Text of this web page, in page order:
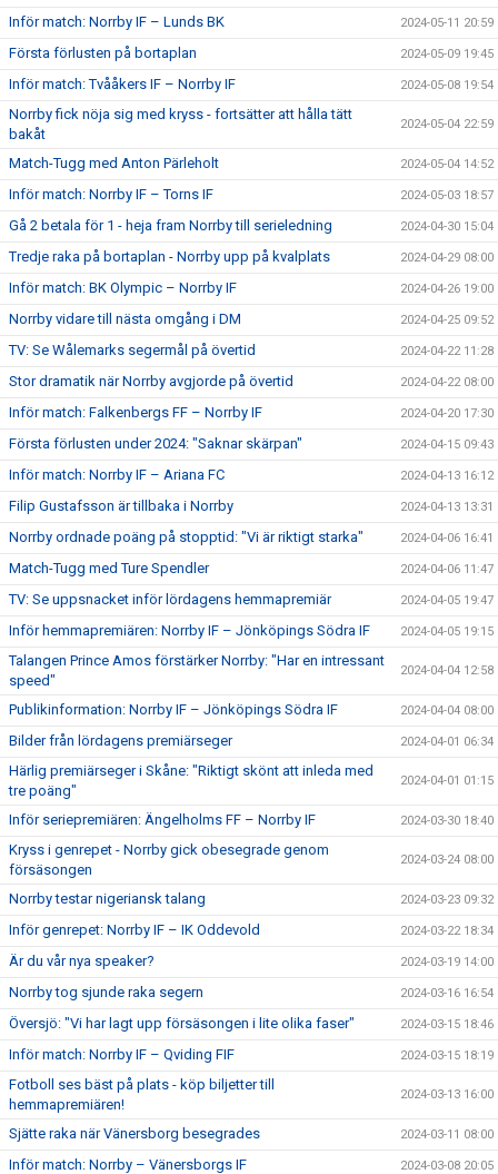
Inför match: Norrby IF – Lunds BK 2024-05-11 20:59
Första förlusten på bortaplan 2024-05-09 19:45
Inför match: Tvååkers IF – Norrby IF 2024-05-08 19:54
Norrby fick nöja sig med kryss - fortsätter att hålla tätt
bakåt
2024-05-04 22:59
Match-Tugg med Anton Pärleholt 2024-05-04 14:52
Inför match: Norrby IF – Torns IF 2024-05-03 18:57
Gå 2 betala för 1 - heja fram Norrby till serieledning 2024-04-30 15:04
Tredje raka på bortaplan - Norrby upp på kvalplats 2024-04-29 08:00
Inför match: BK Olympic – Norrby IF 2024-04-26 19:00
Norrby vidare till nästa omgång i DM 2024-04-25 09:52
TV: Se Wålemarks segermål på övertid 2024-04-22 11:28
Stor dramatik när Norrby avgjorde på övertid 2024-04-22 08:00
Inför match: Falkenbergs FF – Norrby IF 2024-04-20 17:30
Första förlusten under 2024: "Saknar skärpan" 2024-04-15 09:43
Inför match: Norrby IF – Ariana FC 2024-04-13 16:12
Filip Gustafsson är tillbaka i Norrby 2024-04-13 13:31
Norrby ordnade poäng på stopptid: "Vi är riktigt starka" 2024-04-06 16:41
Match-Tugg med Ture Spendler 2024-04-06 11:47
TV: Se uppsnacket inför lördagens hemmapremiär 2024-04-05 19:47
Inför hemmapremiären: Norrby IF – Jönköpings Södra IF 2024-04-05 19:15
Talangen Prince Amos förstärker Norrby: "Har en intressant
speed"
2024-04-04 12:58
Publikinformation: Norrby IF – Jönköpings Södra IF 2024-04-04 08:00
Bilder från lördagens premiärseger 2024-04-01 06:34
Härlig premiärseger i Skåne: "Riktigt skönt att inleda med
tre poäng"
2024-04-01 01:15
Inför seriepremiären: Ängelholms FF – Norrby IF 2024-03-30 18:40
Kryss i genrepet - Norrby gick obesegrade genom
försäsongen
2024-03-24 08:00
Norrby testar nigeriansk talang 2024-03-23 09:32
Inför genrepet: Norrby IF – IK Oddevold 2024-03-22 18:34
Är du vår nya speaker? 2024-03-19 14:00
Norrby tog sjunde raka segern 2024-03-16 16:54
Översjö: "Vi har lagt upp försäsongen i lite olika faser" 2024-03-15 18:46
Inför match: Norrby IF – Qviding FIF 2024-03-15 18:19
Fotboll ses bäst på plats - köp biljetter till
hemmapremiären!
2024-03-13 16:00
Sjätte raka när Vänersborg besegrades 2024-03-11 08:00
Inför match: Norrby – Vänersborgs IF 2024-03-08 20:05